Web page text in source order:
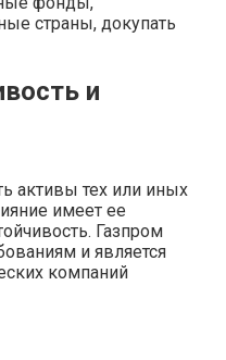
страны, докупать
и
активы тех или иных
имеет ее
Газпром
и является
компаний